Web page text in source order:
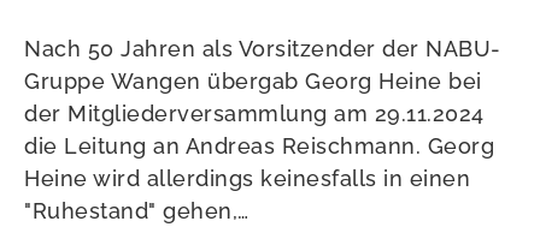
Nach 50 Jahren als Vorsitzender der NABU-
Gruppe Wangen übergab Georg Heine bei
der Mitgliederversammlung am 29.11.2024
die Leitung an Andreas Reischmann. Georg
Heine wird allerdings keinesfalls in einen
"Ruhestand" gehen,…